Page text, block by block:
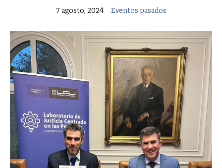
7 agosto, 2024 Eventos pasados